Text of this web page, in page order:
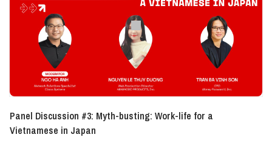
Panel Discussion #3: Myth-busting: Work-life for a
Vietnamese in Japan